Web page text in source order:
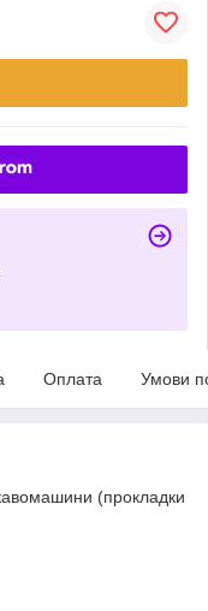
Оплата Умови
(прокладки